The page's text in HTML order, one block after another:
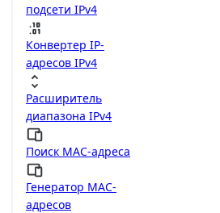
подсети IPv4
Конвертер IP-
адресов IPv4
Расширитель
диапазона IPv4
Поиск MAC-адреса
Генератор MAC-
адресов